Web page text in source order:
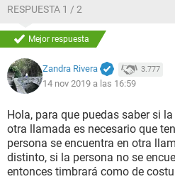
RESPUESTA 1 / 2
Mejor respuesta
Zandra Rivera 3.777
14 nov 2019 a las 16:59
Hola, para que puedas saber si
otra llamada es necesario que
persona se encuentra en otra
distinto, si la persona no se
entonces timbrará como de